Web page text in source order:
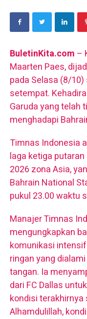
BuletinKita.com –
Maarten Paes,
pada Selasa (8/
setempat.
Garuda yang telah
menghadapi
Timnas Indonesia
laga ketiga
2026 zona Asia,
Bahrain National
pukul 23.00 waktu
Manajer Timnas
mengungkapkan
komunikasi
ringan yang
tangan. Ia
dari FC Dallas
kondisi
Alhamdulillah,